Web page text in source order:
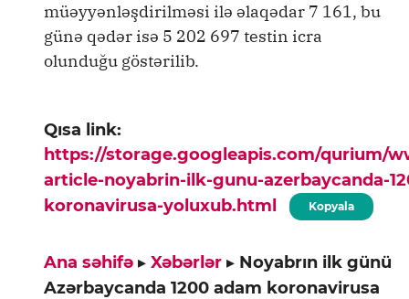
müəyyənləşdirilməsi ilə əlaqədar 7 161, bu
günə qədər isə 5 202 697 testin icra
olunduğu göstərilib.
Qısa link:
https://storage.googleapis.com/qurium/
article-noyabrin-ilk-gunu-azerbaycanda-
koronavirusa-yoluxub.html
Kopyala
Ana səhifə ▸ Xəbərlər ▸ Noyabrın ilk günü
Azərbaycanda 1200 adam koronavirusa